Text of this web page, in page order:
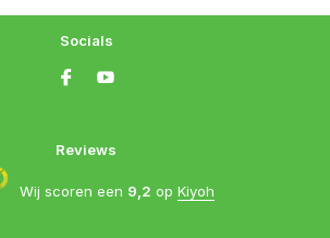
Reviews
Wij scoren een 9,2 op Kiyoh
Socials